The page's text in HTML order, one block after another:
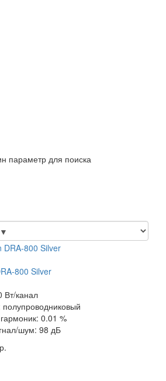
параметр для поиска
800 Silver
Вт/канал
полупроводниковый
0.01 %
шум: 98 дБ